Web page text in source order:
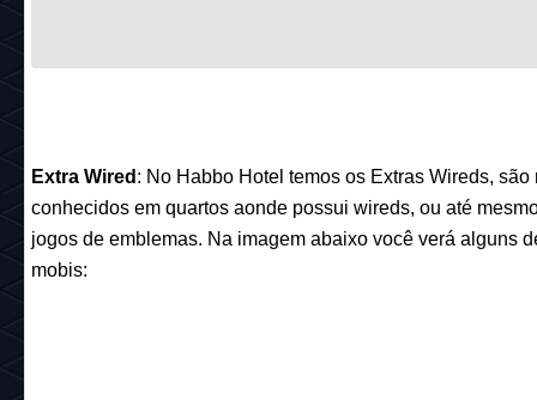
Extra Wired : No Habbo Hotel temos os Extras Wireds, são
conhecidos em quartos aonde possui wireds, ou até
jogos de emblemas. Na imagem abaixo você verá alguns
mobis: